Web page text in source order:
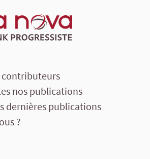
contributeurs
nos publications
dernières publications
?